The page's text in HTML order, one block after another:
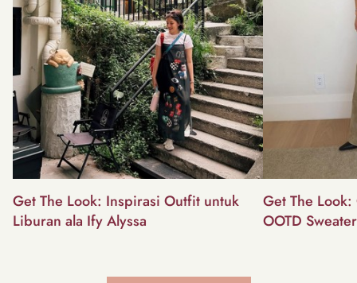
Get The Look: Inspirasi Outfit untuk
Liburan ala Ify Alyssa
Get The
OOTD